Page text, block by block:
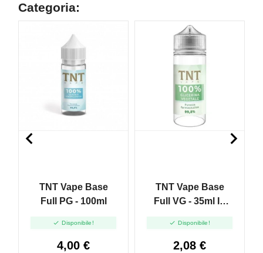
Categoria:
TNT Vape Base
Full PG - 100ml
 Disponibile!
4,00 €
TNT Vape Base
Full VG - 35ml In
 Disponibile!
2,08 €
 